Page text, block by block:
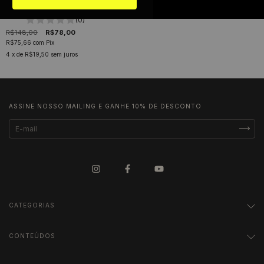
(0)
R$148,00 R$78,00
R$75,66 com Pix
4 x de R$19,50 sem juros
ASSINE NOSSO MAILING E GANHE 10% DE DESCONTO
CATEGORIAS
CONTEÚDOS